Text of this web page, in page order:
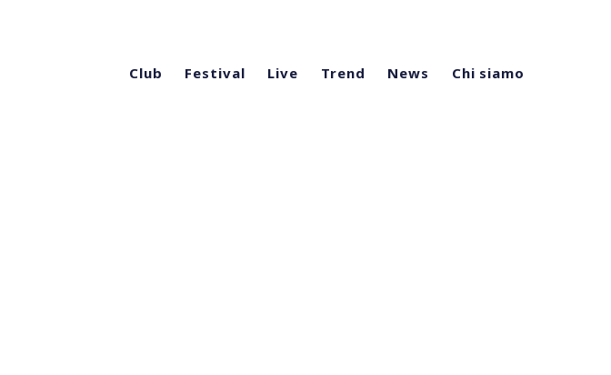
Club Festival Live Trend News Chi siamo